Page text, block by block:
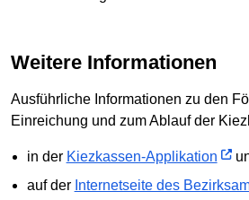
Weitere Informationen
Ausführliche Informationen zu den
Einreichung und zum Ablauf der
in der Kiezkassen-Applikation
auf der Internetseite des